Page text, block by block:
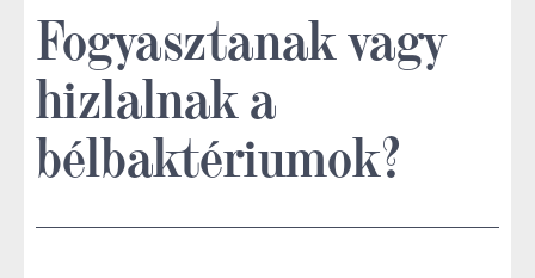
Fogyasztanak vagy
hizlalnak a
bélbaktériumok?